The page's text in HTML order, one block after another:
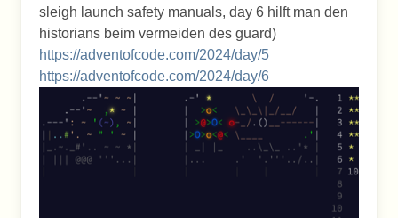
sleigh launch safety manuals, day 6 hilft man den
historians beim vermeiden des guard)
https://adventofcode.com/2024/day/5
https://adventofcode.com/2024/day/6